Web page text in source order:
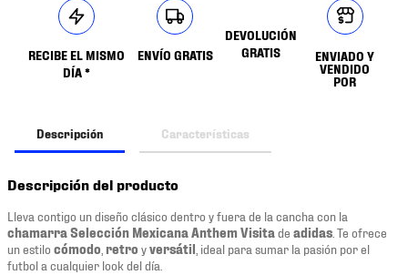
RECIBE EL MISMO
DÍA *
ENVÍO GRATIS
DEVOLUCIÓN
GRATIS
ENVIADO Y
VENDIDO
POR
Descripción Características
Descripción del producto
Lleva contigo un diseño clásico dentro y fuera de la cancha con la
chamarra Selección Mexicana Anthem Visita de adidas . Te ofrece
un estilo cómodo retro yversátil , ideal para sumar la pasión por el
futbol a cualquier look del día.